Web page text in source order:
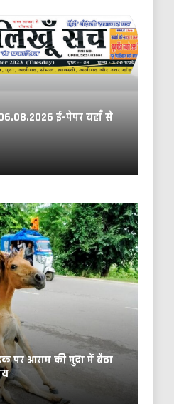
ई-पेपर यहाँ से
पर आराम की मुद्रा में बैठा